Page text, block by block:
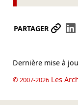
PARTAGER
Dernière mise à
© 2007-2026Les